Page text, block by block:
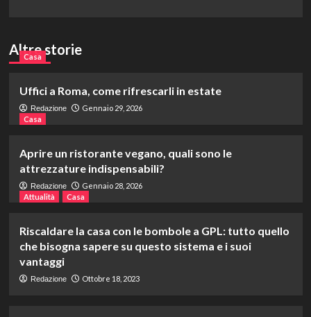
Altre storie
Casa
Uffici a Roma, come rifrescarli in estate
Redazione
Gennaio 29, 2026
Casa
Aprire un ristorante vegano, quali sono le
attrezzature indispensabili?
Redazione
Gennaio 28, 2026
Attualità
Casa
Riscaldare la casa con le bombole a GPL: tutto quello
che bisogna sapere su questo sistema e i suoi
vantaggi
Redazione Ottobre 18, 2023